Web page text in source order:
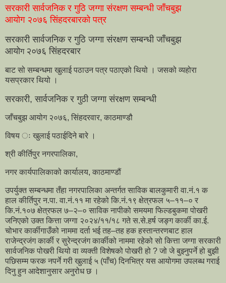
सरकारी सार्वजनिक र गुठि जग्गा संरक्षण सम्बन्धी जाँचबुझ
आयोग २०७६ सिंहदरबारको पत्र
सरकारी सार्वजनिक र गुठि जग्गा संरक्षण सम्बन्धी जाँचबुझ
आयोग २०७६ सिंहदरबार
बाट सो सम्बन्धमा खुलाई पठाउन पत्र पठाएको थियो । जसको व्यहोरा
यसप्रकार थियो ।
सरकारी, सार्वजनिक र गुठी जग्गा संरक्षण सम्बन्धी
जाँचबुझ आयोग २०७६, सिंहदरवार, काठमाण्डौ
विषय ः खुलाई पठाईदिने बारे ।
श्री कीर्तिपुर नगरपालिका,
नगर कार्यपालिकाको कार्यालय, काठमाण्डौं
उपर्युक्त सम्बन्धमा तँहा नगरपालिका अन्तर्गत साविक बालकुमारी वा.नं.१ क
हाल कीर्तिपुर न.पा. वा.नं.११ मा रहेको कि.नं.१९ क्षेत्रफल ५–११–० र
कि.नं.१०७ क्षेत्रफल ७–२–० साविक नापीको समयमा फिल्डबुकमा पोखरी
जनिएको उक्त कित्ता जग्गा २०२४/११/१८ गते स.से.हर्ष जङ्ग कार्की का.ई.
चोभार कार्कीगाउँको नाममा दर्ता भई तह–तह हक हस्तान्तरणबाट हाल
राजेन्द्रजंग कार्की र सुरेन्द्रजंग कार्कीको नाममा रहेको सो कित्ता जग्गा सरकारी
सार्वजनिक पोखरी थियो वा व्यक्ती विशेषको पोखरी हो ? जो जे बुझ्नुपर्ने हो बुझी
पछिसम्म फरक नपर्ने गरी खुलाई ५ (पाँच) दिनभित्र यस आयोगमा उपलब्ध गराई
दिनु हुन आदेशानुसार अनुरोध छ ।